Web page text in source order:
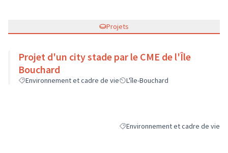
Projets
Projet d'un city stade par le CME de l'Île
Bouchard
Environnement et cadre de vie L'île-Bouchard
Filtrer les résultats de la catégorie
Environnement et cadre de vie